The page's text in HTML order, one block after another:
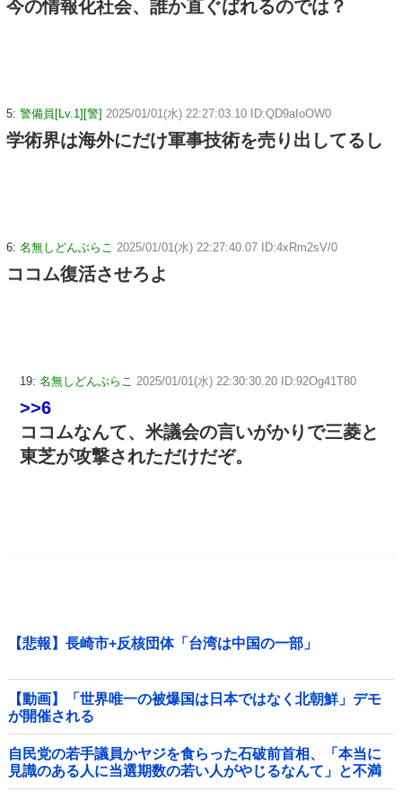
今の情報化社会、誰か直ぐばれるのでは？
5: 警備員[Lv.1][警] 2025/01/01(水) 22:27:03.10 ID:QD9aIoOW0
学術界は海外にだけ軍事技術を売り出してるし
6: 名無しどんぶらこ 2025/01/01(水) 22:27:40.07 ID:4xRm2sV/0
ココム復活させろよ
19: 名無しどんぶらこ 2025/01/01(水) 22:30:30.20 ID:92Og41T80
>>6
ココムなんて、米議会の言いがかりで三菱と
東芝が攻撃されただけだぞ。
【悲報】長崎市+反核団体「台湾は中国の一部」
【動画】「世界唯一の被爆国は日本ではなく北朝鮮」デモ
が開催される
自民党の若手議員かヤジを食らった石破前首相、「本当に
見識のある人に当選期数の若い人がやじるなんて」と不満
たらたらな様子を見せて……他